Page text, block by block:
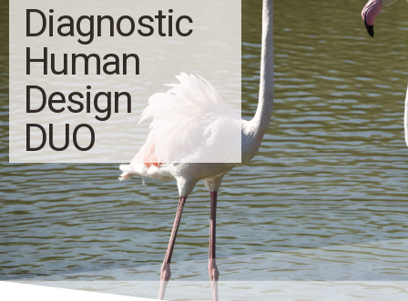
Diagnostic
Human
Design
DUO